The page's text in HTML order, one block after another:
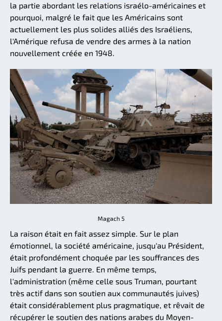
la partie abordant les relations israélo-américaines et
pourquoi, malgré le fait que les Américains sont
actuellement les plus solides alliés des Israéliens,
l'Amérique refusa de vendre des armes à la nation
nouvellement créée en 1948.
Magach 5
La raison était en fait assez simple. Sur le plan
émotionnel, la société américaine, jusqu'au Président,
était profondément choquée par les souffrances des
Juifs pendant la guerre. En même temps,
l'administration (même celle sous Truman, pourtant
très actif dans son soutien aux communautés juives)
était considérablement plus pragmatique, et rêvait de
récupérer le soutien des nations arabes du Moyen-